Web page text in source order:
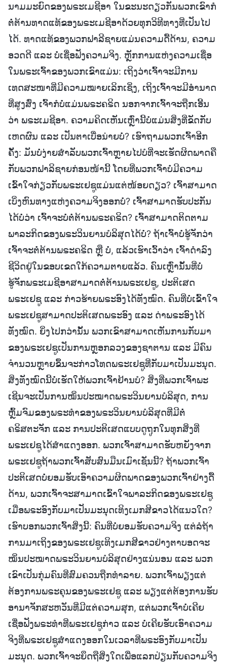
ນາມມະຍົດຂອງພຣະເມຊີອາ ໃນຂະນະດຽວກັນພວກເຂົາກໍ
ຕໍ່ຕ້ານທາດແທ້ຂອງພຣະເມຊີອາດ້ວຍທຸກວິທີທາງທີ່ເປັນໄປ
ໄດ້. ທາດແທ້ຂອງພວກຟາລີຊາຍແມ່ນຄວາມດື້ດ້ານ, ຄວາມ
ອວດດີ ແລະ ບໍ່ເຊື່ອຟັງຄວາມຈິງ. ຫຼັກການແຫ່ງຄວາມເຊື່ອ
ໃນພຣະເຈົ້າຂອງພວກເຂົາແມ່ນ: ເຖິງວ່າເຈົ້າຈະມີການ
ເທດສະໜາທີ່ມີຄວາມໝາຍເລິກເຊິ່ງ, ເຖິງເຈົ້າຈະມີອຳນາດ
ທີ່ສູງສົ່ງ ເຈົ້າກໍບໍ່ແມ່ນພຣະຄຣິດ ນອກຈາກເຈົ້າຈະຖືກເອີ້ນ
ວ່າ ພຣະເມຊີອາ. ຄວາມຄິດເຫັນເຫຼົ່ານີ້ບໍ່ແມ່ນສິ່ງທີ່ຂັດກັບ
ເຫດຜົນ ແລະ ເປັນຕາເບື່ອນ່າຍບໍ່? ເຮົາຖາມພວກເຈົ້າອີກ
ຄັ້ງ: ມັນບໍ່ງ່າຍສຳລັບພວກເຈົ້າຫຼາຍໄປບໍທີ່ຈະເຮັດຜິດພາດຄື
ກັບພວກຟາລິຊາຍກ່ອນໜ້ານີ້ ໂດຍທີ່ພວກເຈົ້າບໍ່ມີຄວາມ
ເຂົ້າໃຈກ່ຽວກັບພຣະເຢຊູແມ່ນແຕ່ໜ້ອຍດຽວ? ເຈົ້າສາມາດ
ເບິ່ງຫົນທາງແຫ່ງຄວາມຈິງອອກບໍ່? ເຈົ້າສາມາດຮັບປະກັນ
ໄດ້ບໍ່ວ່າ ເຈົ້າຈະບໍ່ຕໍ່ຕ້ານພຣະຄຣິດ? ເຈົ້າສາມາດຕິດຕາມ
ພາລະກິດຂອງພຣະວິນຍານບໍລິສຸດໄດ້ບໍ່? ຖ້າເຈົ້າບໍ່ຮູ້ຈັກວ່າ
ເຈົ້າຈະຕໍ່ຕ້ານພຣະຄຣິດ ຫຼື ບໍ່, ແລ້ວເຮົາເວົ້າວ່າ ເຈົ້າດຳລົງ
ຊີວິດຢູ່ໃນຂອບເຂດໃກ້ຄວາມຕາຍແລ້ວ. ຄົນເຫຼົ່ານັ້ນທີ່ບໍ່
ຮູ້ຈັກພຣະເມຊີອາສາມາດຕໍ່ຕ້ານພຣະເຢຊູ, ປະຕິເສດ
ພຣະເຢຊູ ແລະ ກ່າວຮ້າຍພຣະອົງໄດ້ທັງໝົດ. ຄົນທີ່ບໍ່ເຂົ້າໃຈ
ພຣະເຢຊູສາມາດປະຕິເສດພຣະອົງ ແລະ ດ່າພຣະອົງໄດ້
ທັງໝົດ. ຍິ່ງໄປກວ່ານັ້ນ ພວກເຂົາສາມາດເຫັນການກັບມາ
ຂອງພຣະເຢຊູເປັນການຫຼອກລວງຂອງຊາຕານ ແລະ ມີຄົນ
ຈຳນວນຫຼາຍຂຶ້ນຈະກ່າວໂທດພຣະເຢຊູທີ່ກັບມາເປັນມະນຸດ.
ສິ່ງທັງໝົດນີ້ບໍ່ເຮັດໃຫ້ພວກເຈົ້າຢ້ານບໍ? ສິ່ງທີ່ພວກເຈົ້າພະ
ເຊີນຈະເປັນການໝິ່ນປະໝາດພຣະວິນຍານບໍລິສຸດ, ການ
ຫຼົ້ມຈົມຂອງພຣະທຳຂອງພຣະວິນຍານບໍລິສຸດທີ່ມີຕໍ່
ຄຣິສຕະຈັກ ແລະ ການປະຕິເສດແບບດູຖູກໃນທຸກສິ່ງທີ່
ພຣະເຢຊູໄດ້ສຳແດງອອກ. ພວກເຈົ້າສາມາດຮັບຫຍັງຈາກ
ພຣະເຢຊູຖ້າພວກເຈົ້າສັບສົນມືນເມົາເຊັ່ນນີ້? ຖ້າພວກເຈົ້າ
ປະຕິເສດບໍ່ຍອມຮັບເອົາຄວາມຜິດພາດຂອງພວກເຈົ້າຢ່າງດື້
ດ້ານ, ພວກເຈົ້າຈະສາມາດເຂົ້າໃຈພາລະກິດຂອງພຣະເຢຊູ
ເມື່ອພຣະອົງກັບມາເປັນມະນຸດເທິງເມກສີຂາວໄດ້ແນວໃດ?
ເຮົາບອກພວກເຈົ້າສິ່ງນີ້: ຄົນທີ່ບໍ່ຍອມຮັບຄວາມຈິງ ແຕ່ລໍຖ້າ
ການມາເຖິງຂອງພຣະເຢຊູເທິງເມກສີຂາວຢ່າງຕາບອດຈະ
ໝິ່ນປະໝາດພຣະວິນຍານບໍລິສຸດຢ່າງແນ່ນອນ ແລະ ພວກ
ເຂົາເປັນກຸ່ມຄົນທີ່ສົມຄວນຖືກທຳລາຍ. ພວກເຈົ້າພຽງແຕ່
ຕ້ອງການພຣະຄຸນຂອງພຣະເຢຊູ ແລະ ພຽງແຕ່ຕ້ອງການຮັບ
ອານາຈັກສະຫວັນທີ່ມີແຕ່ຄວາມສຸກ, ແຕ່ພວກເຈົ້າບໍ່ເຄີຍ
ເຊື່ອຟັງພຣະທຳທີ່ພຣະເຢຊູກ່າວ ແລະ ບໍ່ເຄີຍຮັບເອົາຄວາມ
ຈິງທີ່ພຣະເຢຊູສຳແດງອອກໃນເວລາທີ່ພຣະອົງກັບມາເປັນ
ມະນຸດ. ພວກເຈົ້າຈະຍຶດຖືສິ່ງໃດເພື່ອແລກປ່ຽນກັບຄວາມຈິງ